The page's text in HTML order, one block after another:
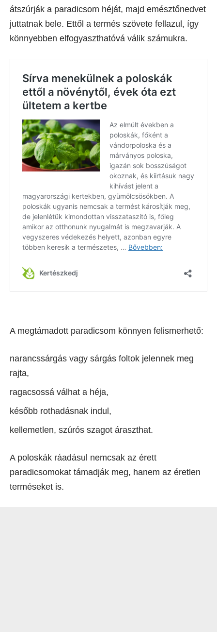
átszúrják a paradicsom héját, majd emésztőnedvet
juttatnak bele. Ettől a termés szövete fellazul, így
könnyebben elfogyaszthatóvá válik számukra.
A megtámadott paradicsom könnyen felismerhető:
narancssárgás vagy sárgás foltok jelennek meg
rajta,
ragacsossá válhat a héja,
később rothadásnak indul,
kellemetlen, szúrós szagot áraszthat.
A poloskák ráadásul nemcsak az érett
paradicsomokat támadják meg, hanem az éretlen
terméseket is.